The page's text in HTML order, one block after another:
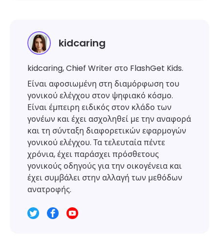
kidcaring
kidcaring, Chief Writer στο FlashGet Kids.
Είναι αφοσιωμένη στη διαμόρφωση του
γονικού ελέγχου στον ψηφιακό κόσμο.
Είναι έμπειρη ειδικός στον κλάδο των
γονέων και έχει ασχοληθεί με την αναφορά
και τη σύνταξη διαφορετικών εφαρμογών
γονικού ελέγχου. Τα τελευταία πέντε
χρόνια, έχει παράσχει πρόσθετους
γονικούς οδηγούς για την οικογένεια και
έχει συμβάλει στην αλλαγή των μεθόδων
ανατροφής.